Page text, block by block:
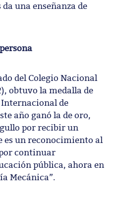
una enseñanza de
del Colegio Nacional
obtuvo la medalla de
de
año ganó la de oro,
por recibir un
es un reconocimiento al
continuar
pública, ahora en
Mecánica”.